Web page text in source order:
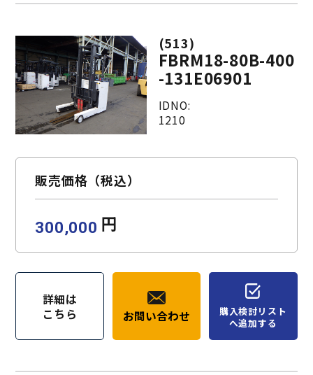
(513)
FBRM18-80B-400
-131E06901
IDNO:
1210
販売価格（税込）
300,000 円
詳細は
こちら
お問い合わせ
購入検討リスト
へ追加する